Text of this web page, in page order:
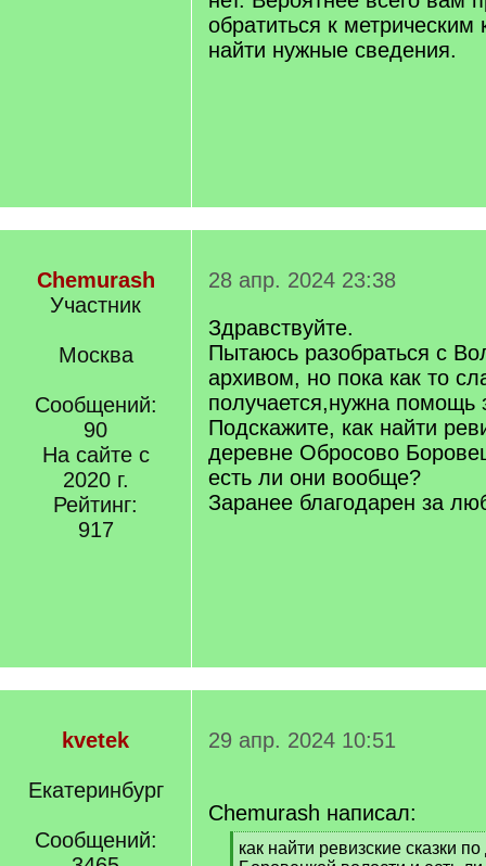
обратиться к метрическим
найти нужные сведения.
Chemurash
Участник
Москва
Сообщений:
90
На сайте с
2020 г.
Рейтинг:
917
28 апр. 2024 23:38
Здравствуйте.
Пытаюсь разобраться с
архивом, но пока как то
получается,нужна
Подскажите, как найти
деревне Обросово
есть ли они вообще?
Заранее благодарен за
kvetek
Екатеринбург
Сообщений:
29 апр. 2024 10:51
Chemurash написал:
[как найти ревизские сказки